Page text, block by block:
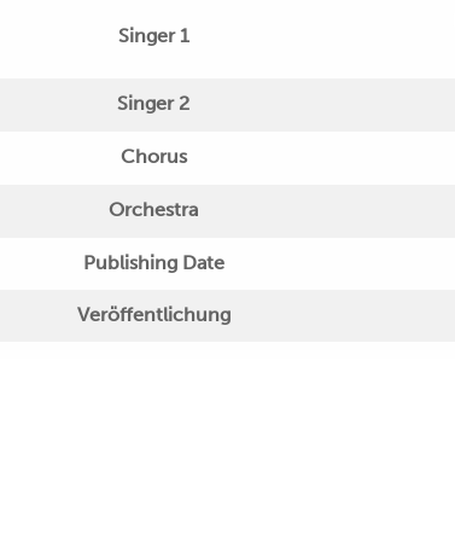
Singer 1
Singer 2
Chorus
Orchestra
Publishing Date
Veröffentlichung